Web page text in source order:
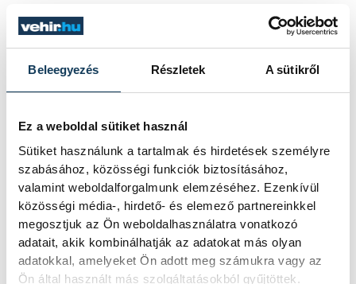
Beleegyezés Részletek A sütikről
Ez a weboldal sütiket használ
Sütiket használunk a tartalmak és hirdetések személyre
szabásához, közösségi funkciók biztosításához,
valamint weboldalforgalmunk elemzéséhez. Ezenkívül
közösségi média-, hirdető- és elemező partnereinkkel
megosztjuk az Ön weboldalhasználatra vonatkozó
adatait, akik kombinálhatják az adatokat más olyan
adatokkal, amelyeket Ön adott meg számukra vagy az
Ön által használt más szolgáltatásokból gyűjtöttek.
BIRKÓZÁS (Makuhari
Rendezvényközpont, A csarnok)
12.30: FÉRFI KÖTÖTTFOGÁS 87 KG (Lőrincz
Viktor) DÖNTŐ (várhatóan 13 óra körül
KAJAK-KENU (Sea Forest Kajak-kenu
Pálya)
előfutamok
2.30: férfi K-1 200 m (Tótka Sándor,
Csizmadia Kolos)